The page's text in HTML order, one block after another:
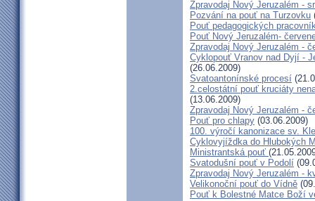
Zpravodaj Nový Jeruzalém -
Pozvání na pouť na Turzovku
Pouť pedagogických
Pouť Nový Jeruzalém-
Zpravodaj Nový Jeruzalém -
Cyklopouť Vranov nad Dyjí -
(26.06.2009)
Svatoantonínské procesí
2.celostátní pouť kruciáty
(13.06.2009)
Zpravodaj Nový Jeruzalém -
Pouť pro chlapy (03.06.2009)
100. výročí kanonizace sv.
Cyklovyjíždka do Hlubokých
Ministrantská pouť
Svatodušní pouť v Podolí
Zpravodaj Nový Jeruzalém -
Velikonoční pouť do Vídně
Pouť k Bolestné Matce Boží